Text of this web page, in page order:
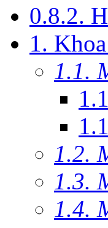
0.8.2.
1.
1.1.
1.2.
1.3.
1.4.